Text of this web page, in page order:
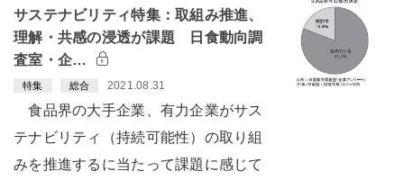
サステナビリティ特集：取組み推進、
理解・共感の浸透が課題 日食動向調
査室・企…
特集 総合 2021.08.31
食品界の大手企業、有力企業がサス
テナビリティ（持続可能性）の取り組
みを推進するに当たって課題に感じて